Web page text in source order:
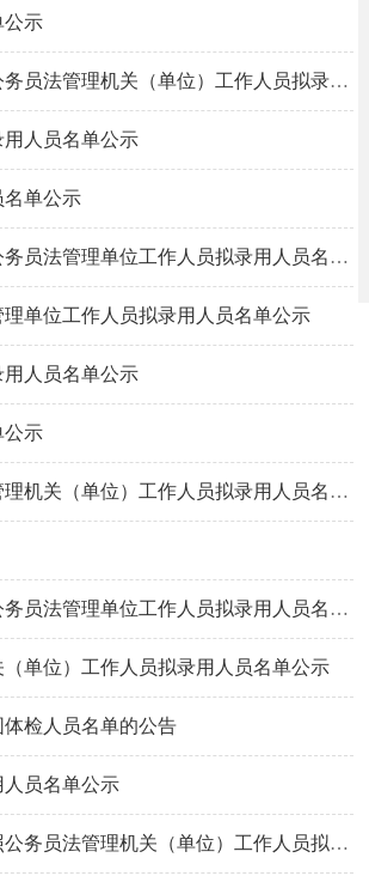
公示
湖南省人民政府驻北京办事处2023年考试录用参照公务员法管理机关（单位）工作人员拟录用人员名单公示
人员名单公示
名单公示
湖南省人民政府驻上海办事处2023年考试录用参照公务员法管理单位工作人员拟录用人员名单公示
单位工作人员拟录用人员名单公示
人员名单公示
公示
湖南省残疾人联合会2023年考试录用参照公务员法管理机关（单位）工作人员拟录用人员名单公示
湖南省人力资源和社会保障厅2023年考试录用参照公务员法管理单位工作人员拟录用人员名单公示
单位）工作人员拟录用人员名单公示
检人员名单的公告
员名单公示
湖南省人民对外友好协会办公室2023年考试录用参照公务员法管理机关（单位）工作人员拟录用人员名单公示